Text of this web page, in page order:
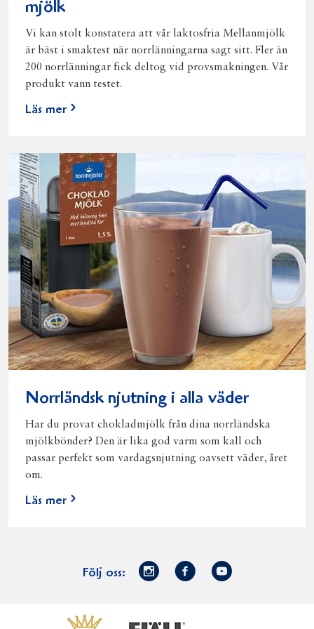
mjölk
Vi kan stolt konstatera att vår laktosfria Mellanmjölk
är bäst i smaktest när norrlänningarna sagt sitt. Fler än
200 norrlänningar fick deltog vid provsmakningen. Vår
produkt vann testet.
Läs mer
Norrländsk njutning i alla väder
Har du provat chokladmjölk från dina norrländska
mjölkbönder? Den är lika god varm som kall och
passar perfekt som vardagsnjutning oavsett väder, året
om.
Läs mer
Följ oss:
Norrmejerier
Facebook
Youtube
VästerbottensostFjällfil